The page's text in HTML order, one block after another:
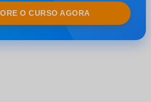
O CURSO AGORA